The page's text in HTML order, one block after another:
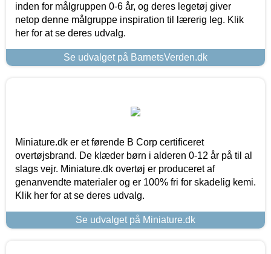
inden for målgruppen 0-6 år, og deres legetøj giver
netop denne målgruppe inspiration til lærerig leg. Klik
her for at se deres udvalg.
Se udvalget på BarnetsVerden.dk
Miniature.dk er et førende B Corp certificeret
overtøjsbrand. De klæder børn i alderen 0-12 år på til al
slags vejr. Miniature.dk overtøj er produceret af
genanvendte materialer og er 100% fri for skadelig kemi.
Klik her for at se deres udvalg.
Se udvalget på Miniature.dk